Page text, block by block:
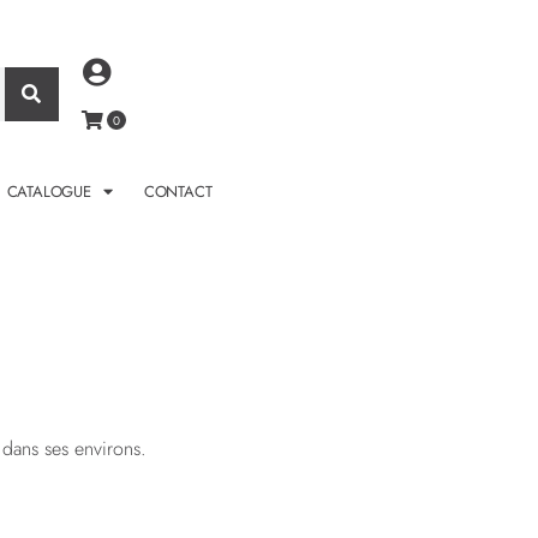
CATALOGUE CONTACT
ses environs.